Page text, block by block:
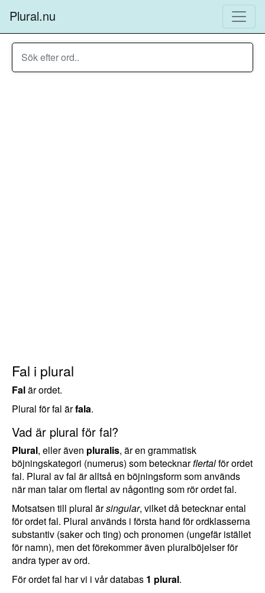
Plural.nu
Fal i plural
Falär ordet.
Plural för fal ärfala.
Vad är plural för fal?
Plural, eller även pluralis, är en grammatisk
böjningskategori (numerus) som betecknarflertalför ordet
fal. Plural av fal är alltså en böjningsform som används
när man talar om flertal av någonting som rör ordet fal.
Motsatsen till plural ärsingular, vilket då betecknar ental
för ordet fal. Plural används i första hand för ordklasserna
substantiv (saker och ting) och pronomen (ungefär istället
för namn), men det förekommer även pluralböjelser för
andra typer av ord.
För ordet fal har vi i vår databas 1 plural.